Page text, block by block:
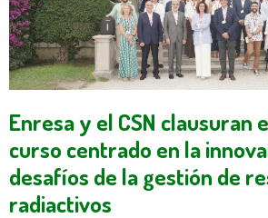
Enresa y el CSN clausuran
curso centrado en la
desafíos de la gestión de
radiactivos